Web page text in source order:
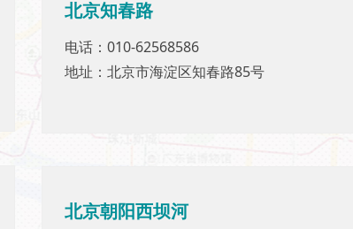
北京知春路
电话：010-62568586
地址：北京市海淀区知春路85号
北京知春路
电话：010-62568586
地址：北京市海淀区知春路85号
北京朝阳西坝河
北京朝阳西坝河